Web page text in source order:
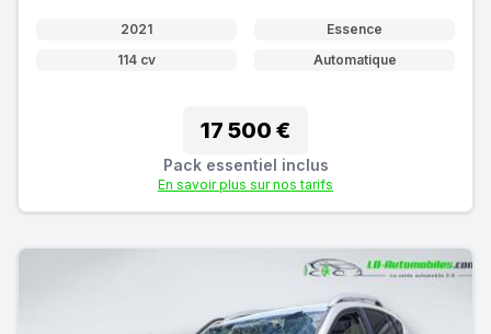
2021
Essence
114 cv
Automatique
17 500 €
Pack essentiel inclus
En savoir plus sur nos tarifs